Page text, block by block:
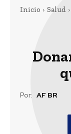
Inicio Salud
Por: AF BR